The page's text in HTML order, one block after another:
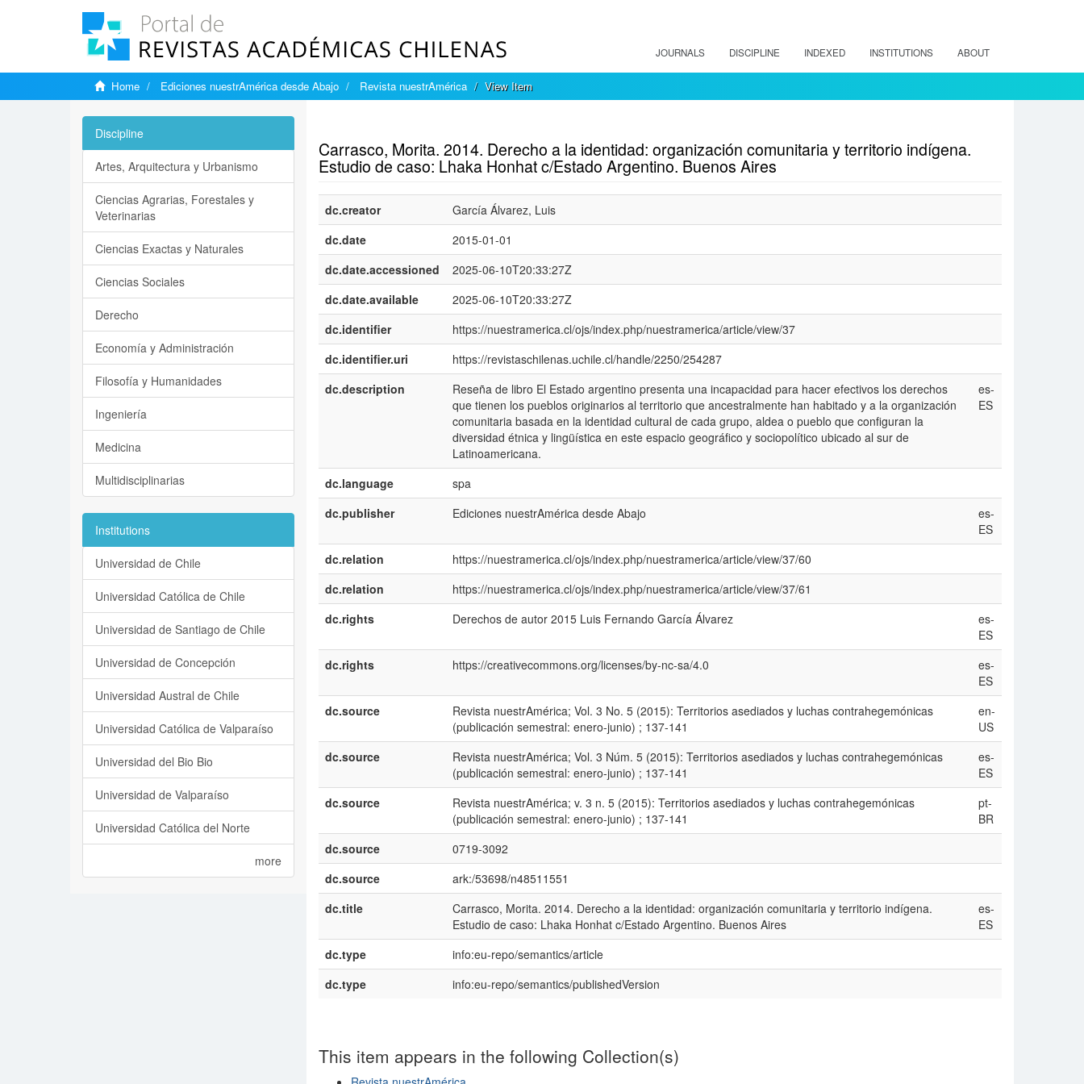
JOURNALS DISCIPLINE INDEXED INSTITUTIONS ABOUT
Home Ediciones nuestrAmérica desde Abajo Revista nuestrAmérica View Item
Carrasco, Morita. 2014. Derecho a la identidad: organización comunitaria y territorio indígena.
Estudio de caso: Lhaka Honhat c/Estado Argentino. Buenos Aires
dc.creator
García Álvarez, Luis
dc.date
2015-01-01
dc.date.accessioned
2025-06-10T20:33:27Z
dc.date.available
2025-06-10T20:33:27Z
dc.identifier
https://nuestramerica.cl/ojs/index.php/nuestramerica/article/view/37
dc.identifier.uri
https://revistaschilenas.uchile.cl/handle/2250/254287
dc.description
Reseña de libro El Estado argentino presenta una incapacidad para hacer efectivos los derechos
que tienen los pueblos originarios al territorio que ancestralmente han habitado y a la organización
comunitaria basada en la identidad cultural de cada grupo, aldea o pueblo que configuran la
diversidad étnica y lingüística en este espacio geográfico y sociopolítico ubicado al sur de
Latinoamericana.
es-
ES
dc.language
spa
dc.publisher
Ediciones nuestrAmérica desde Abajo
es-
ES
dc.relation
https://nuestramerica.cl/ojs/index.php/nuestramerica/article/view/37/60
dc.relation
https://nuestramerica.cl/ojs/index.php/nuestramerica/article/view/37/61
dc.rights
Derechos de autor 2015 Luis Fernando García Álvarez
es-
ES
dc.rights
https://creativecommons.org/licenses/by-nc-sa/4.0
es-
ES
dc.source
Revista nuestrAmérica; Vol. 3 No. 5 (2015): Territorios asediados y luchas contrahegemónicas
(publicación semestral: enero-junio) ; 137-141
en-
US
dc.source
Revista nuestrAmérica; Vol. 3 Núm. 5 (2015): Territorios asediados y luchas contrahegemónicas
(publicación semestral: enero-junio) ; 137-141
es-
ES
dc.source
Revista nuestrAmérica; v. 3 n. 5 (2015): Territorios asediados y luchas contrahegemónicas
(publicación semestral: enero-junio) ; 137-141
pt-
BR
dc.source
0719-3092
dc.source
ark:/53698/n48511551
dc.title
Carrasco, Morita. 2014. Derecho a la identidad: organización comunitaria y territorio indígena.
Estudio de caso: Lhaka Honhat c/Estado Argentino. Buenos Aires
es-
ES
dc.type
info:eu-repo/semantics/article
dc.type
info:eu-repo/semantics/publishedVersion
This item appears in the following Collection(s)
Discipline
Artes, Arquitectura y Urbanismo
Ciencias Agrarias, Forestales y
Veterinarias
Ciencias Exactas y Naturales
Ciencias Sociales
Derecho
Economía y Administración
Filosofía y Humanidades
Ingeniería
Medicina
Multidisciplinarias
Institutions
Universidad de Chile
Universidad Católica de Chile
Universidad de Santiago de Chile
Universidad de Concepción
Universidad Austral de Chile
Universidad Católica de Valparaíso
Universidad del Bio Bio
Universidad de Valparaíso
Universidad Católica del Norte
more